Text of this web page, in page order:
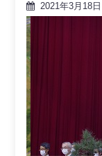
2021年3月18日